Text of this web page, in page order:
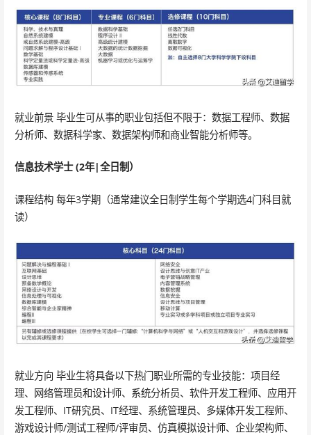
就业前景 毕业生可从事的职业包括但不限于：数据工程师、数据
分析师、数据科学家、数据架构师和商业智能分析师等。
信息技术学士 (2年|全日制）
课程结构 每年3学期（通常建议全日制学生每个学期选4门科目就
读）
就业方向 毕业生将具备以下热门职业所需的专业技能：项目经
理、网络管理员和设计师、系统分析员、软件开发工程师、应用开
发工程师、IT研究员、IT经理、系统管理员、多媒体开发工程师、
游戏设计师/测试工程师/评审员、仿真模拟设计师、企业架构师、